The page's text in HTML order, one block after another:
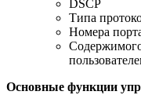
DSCP
Типа
Номера
Основные функции